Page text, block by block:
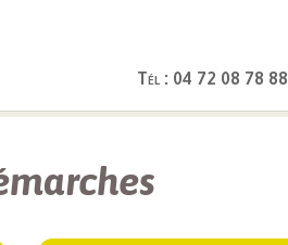
Tél : 04 72 08 78 88